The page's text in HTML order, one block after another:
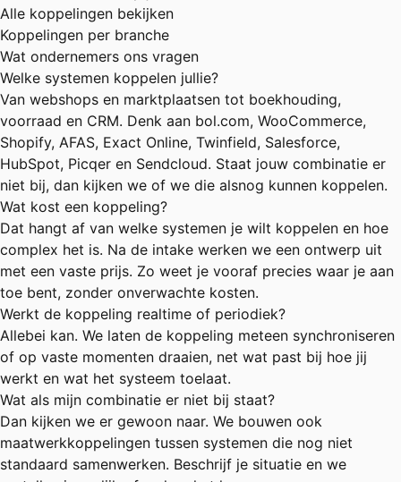
Alle koppelingen bekijken
Koppelingen per branche
Wat ondernemers ons vragen
Welke systemen koppelen jullie?
Van webshops en marktplaatsen tot boekhouding,
voorraad en CRM. Denk aan bol.com, WooCommerce,
Shopify, AFAS, Exact Online, Twinfield, Salesforce,
HubSpot, Picqer en Sendcloud. Staat jouw combinatie er
niet bij, dan kijken we of we die alsnog kunnen koppelen.
Wat kost een koppeling?
Dat hangt af van welke systemen je wilt koppelen en hoe
complex het is. Na de intake werken we een ontwerp uit
met een vaste prijs. Zo weet je vooraf precies waar je aan
toe bent, zonder onverwachte kosten.
Werkt de koppeling realtime of periodiek?
Allebei kan. We laten de koppeling meteen synchroniseren
of op vaste momenten draaien, net wat past bij hoe jij
werkt en wat het systeem toelaat.
Wat als mijn combinatie er niet bij staat?
Dan kijken we er gewoon naar. We bouwen ook
maatwerkkoppelingen tussen systemen die nog niet
standaard samenwerken. Beschrijf je situatie en we